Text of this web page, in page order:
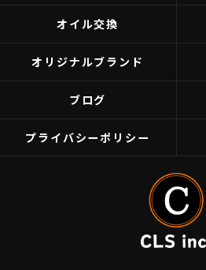
オイル交換
オリジナルブランド
ブログ
プライバシーポリシー